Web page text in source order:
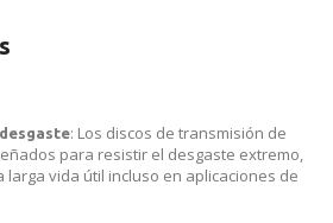
: Los discos de transmisión de
para resistir el desgaste extremo,
larga vida útil incluso en aplicaciones de